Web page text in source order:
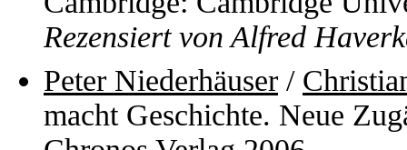
Rezensiert von Alfred
Peter Niederhäuser /
macht Geschichte. Neue